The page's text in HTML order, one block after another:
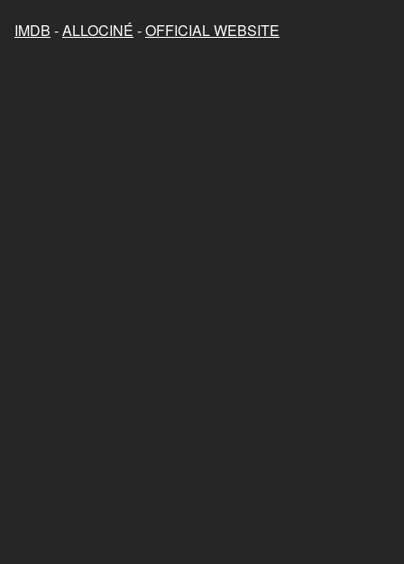
IMDB -ALLOCINÉ -OFFICIAL WEBSITE
aventure de Rroû